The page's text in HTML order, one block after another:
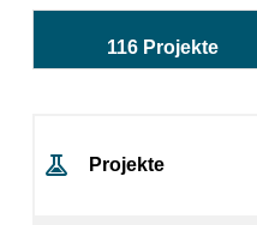
116 Projekte
Projekte